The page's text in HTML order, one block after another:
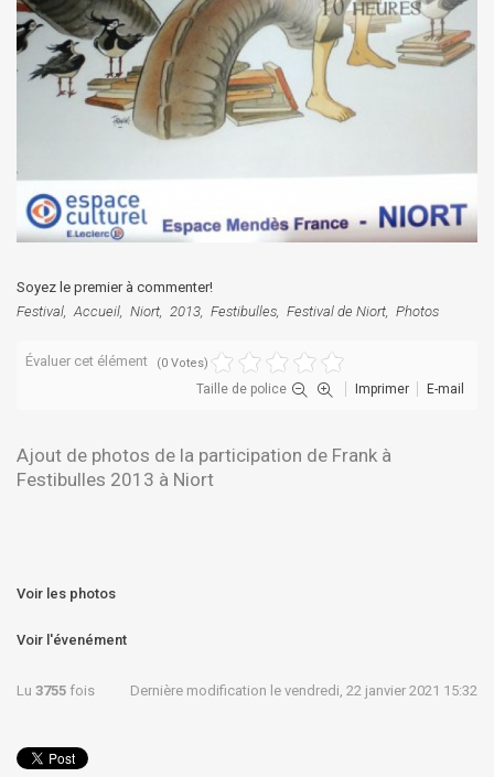
Soyez le premier à commenter!
Festival Accueil Niort 2013 Festibulles Festival de Niort Photos
Évaluer cet élément (0 Votes)
Taille de police Imprimer E-mail
Ajout de photos de la participation de Frank à
Festibulles 2013 à Niort
Voir les photos
Voir l'évenément
Lu 3755 fois Dernière modification le vendredi, 22 janvier 2021 15:32